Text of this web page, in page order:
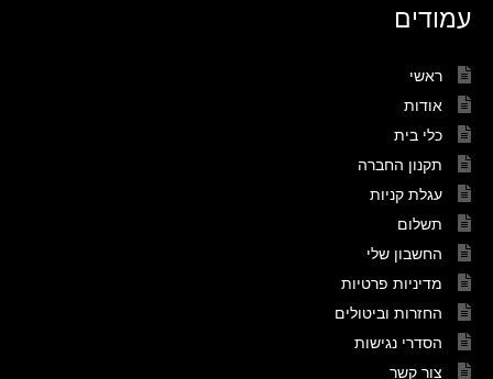
עמודים
ראשי
אודות
כלי בית
תקנון החברה
עגלת קניות
תשלום
החשבון שלי
מדיניות פרטיות
החזרות וביטולים
הסדרי נגישות
צור קשר